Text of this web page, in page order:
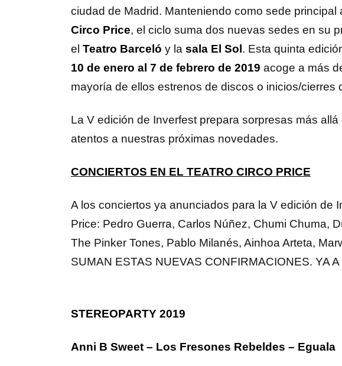
ciudad de Madrid. Manteniendo como sede principal
Circo Price, el ciclo suma dos nuevas sedes en su
el Teatro Barceló y la sala El Sol . Esta quinta
10 de enero al 7 de febrero de 2019 acoge a más
mayoría de ellos estrenos de discos o inicios/cierres
La V edición de Inverfest prepara sorpresas más
atentos a nuestras próximas novedades.
CONCIERTOS EN EL TEATRO CIRCO PRICE
A los conciertos ya anunciados para la V edición de
Price: Pedro Guerra, Carlos Núñez, Chumi Chuma,
The Pinker Tones, Pablo Milanés, Ainhoa Arteta,
SUMAN ESTAS NUEVAS CONFIRMACIONES. YA A
STEREOPARTY 2019
Anni B Sweet – Los Fresones Rebeldes – Eguala